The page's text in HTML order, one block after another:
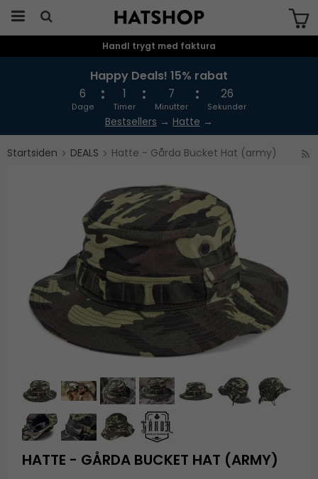
Produktet er blevet tilføjet til din
Handl trygt med faktura
Happy Deals! 15% rabat
6
Dage
1
Timer
7
Minutter
26
Sekunder
Bestsellers → Hatte →
Startsiden DEALS Hatte - Gårda Bucket Hat (army)
HATTE - GÅRDA BUCKET HAT (ARMY)